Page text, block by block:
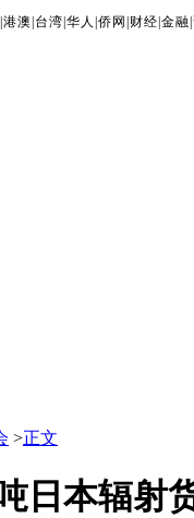
|港澳 台湾 |华人 |侨网 财经 |金融 |
>正文
日本辐射